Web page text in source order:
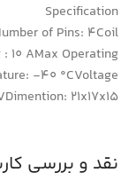
Specification
of Pins: 4Coil
10 AMax Operating
-40 °CVoltage
21x17x15
نقد و بررسی